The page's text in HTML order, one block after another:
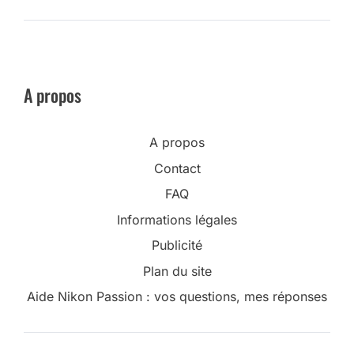
A propos
A propos
Contact
FAQ
Informations légales
Publicité
Plan du site
Aide Nikon Passion : vos questions, mes réponses